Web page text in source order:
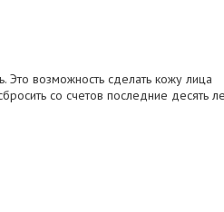
возможность сделать кожу лица
со счетов последние десять